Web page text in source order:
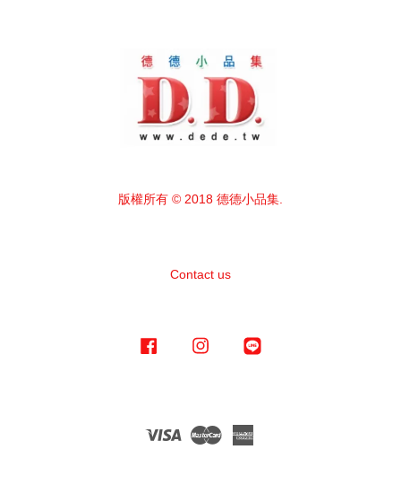
版權所有 © 2018 德德小品集.
Contact us
Facebook Instagram
Visa Master